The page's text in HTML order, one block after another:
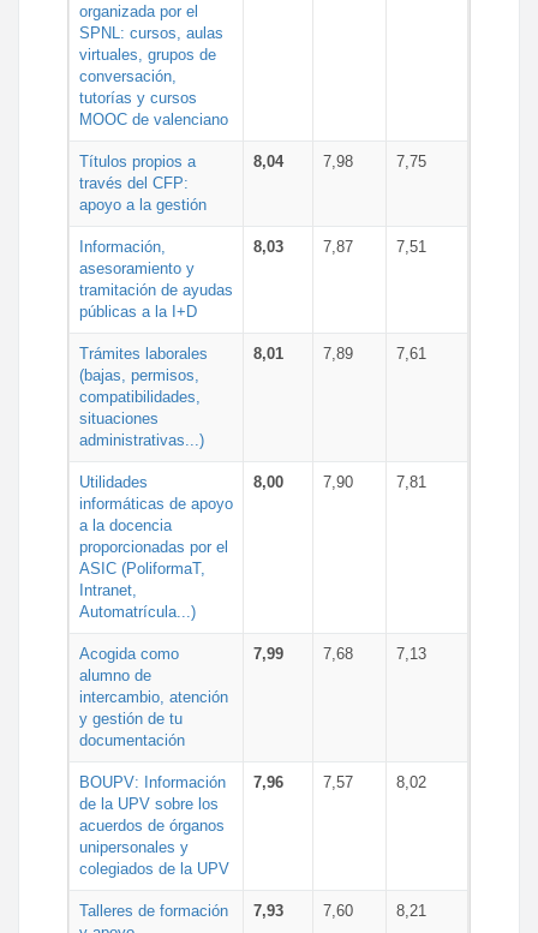
organizada por el
SPNL: cursos, aulas
virtuales, grupos de
conversación,
tutorías y cursos
MOOC de valenciano
Títulos propios a
través del CFP:
apoyo a la gestión
8,04 7,98 7,75
Información,
asesoramiento y
tramitación de ayudas
públicas a la I+D
8,03 7,87 7,51
Trámites laborales
(bajas, permisos,
compatibilidades,
situaciones
administrativas...)
8,01 7,89 7,61
Utilidades
informáticas de apoyo
a la docencia
proporcionadas por el
ASIC (PoliformaT,
Intranet,
Automatrícula...)
8,00 7,90 7,81
Acogida como
alumno de
intercambio, atención
y gestión de tu
documentación
7,99 7,68 7,13
BOUPV: Información
de la UPV sobre los
acuerdos de órganos
unipersonales y
colegiados de la UPV
7,96 7,57 8,02
Talleres de formación
7,93 7,60 8,21